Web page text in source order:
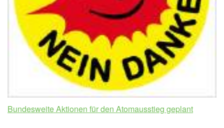
Bundesweite Aktionen für den Atomausstieg geplant